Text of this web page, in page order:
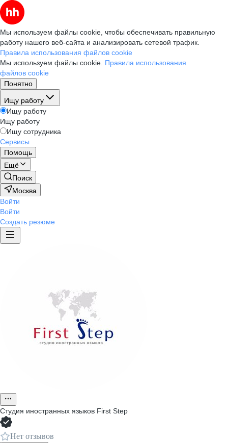
Мы используем файлы cookie, чтобы обеспечивать правильную
работу нашего веб-сайта и анализировать сетевой трафик.
Правила использования файлов cookie
Мы используем файлы cookie. Правила использования
файлов cookie
Понятно
Ищу работу
Ищу работу
Ищу работу
Ищу сотрудника
Сервисы
Помощь
Ещё
Поиск
Москва
Войти
Войти
Создать резюме
Студия иностранных языков First Step
Нет отзывов